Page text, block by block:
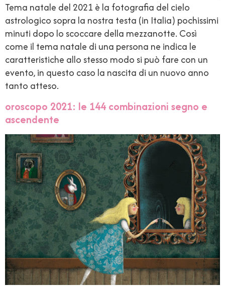
Tema natale del 2021 è la fotografia del cielo
astrologico sopra la nostra testa (in Italia) pochissimi
minuti dopo lo scoccare della mezzanotte. Così
come il tema natale di una persona ne indica le
caratteristiche allo stesso modo si può fare con un
evento, in questo caso la nascita di un nuovo anno
tanto atteso.
oroscopo 2021: le 144 combinazioni segno e
ascendente